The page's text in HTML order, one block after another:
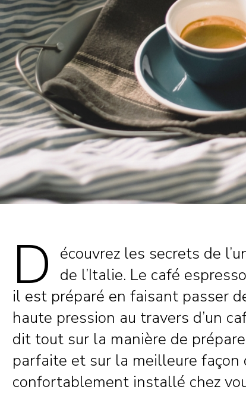
D écouvrez les secrets de
de l’Italie. Le café
il est préparé en faisant passer
haute pression au travers d’un
dit tout sur la manière de
parfaite et sur la meilleure façon
confortablement installé chez